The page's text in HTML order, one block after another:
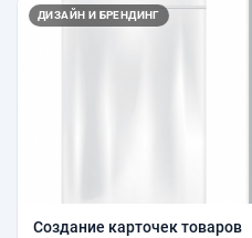
ДИЗАЙН И БРЕНДИНГ
Создание карточек товаров